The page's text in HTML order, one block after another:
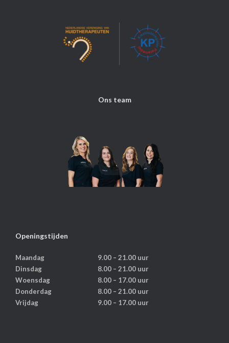
Ons team
Openingstijden
Maandag
9.00 – 21.00 uur
Dinsdag
8.00 – 21.00 uur
Woensdag
8.00 – 17.00 uur
Donderdag
8.00 – 21.00 uur
Vrijdag
9.00 – 17.00 uur